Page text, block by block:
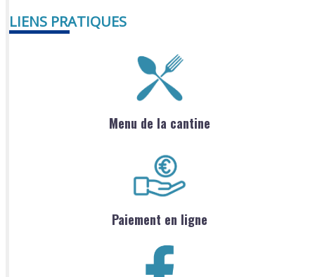
LIENS PRATIQUES
Menu de la cantine
Paiement en ligne